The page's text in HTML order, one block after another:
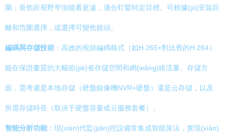
圍；長焦距視野窄但能看更遠，適合盯緊特定目標。可根據(jù)安裝距
離和范圍選擇，或選擇可變焦鏡頭。
編碼與存儲技術 ：高效的視頻編碼格式（如H.265+對比舊的H.264）
能在保證畫質的大幅節(jié)省存儲空間和網(wǎng)絡流量。存儲方
面，需考慮是本地存儲（硬盤錄像機NVR+硬盤）還是云存儲，以及
所需存儲時長（取決于硬盤容量或云服務套餐）。
智能分析功能 ：現(xiàn)代監(jiān)控設備常集成智能算法，實現(xiàn)